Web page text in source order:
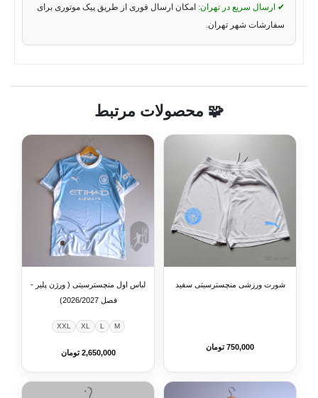
✔ ارسال سریع در تهران: امکان ارسال فوری از طریق پیک موتوری برای
سفارشات شهر تهران.
🧩 محصولات مرتبط
شورت ورزشی منچسترسیتی سفید
750,000 تومان
لباس اول منچسترسیتی ( ورژن پلیر -
فصل 2026/2027)
M
L
XL
XXL
2,650,000 تومان